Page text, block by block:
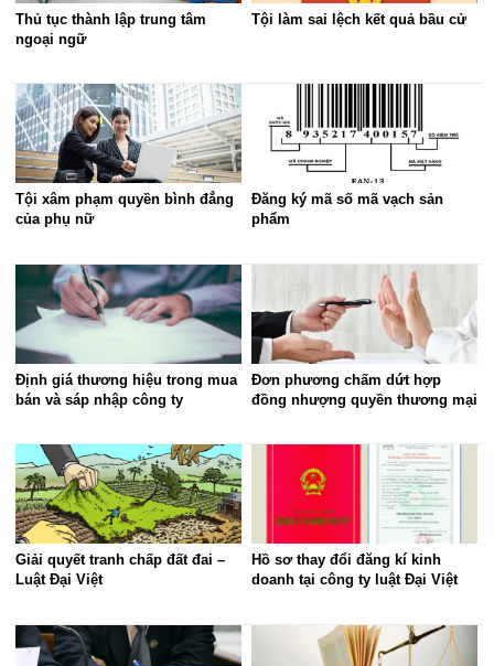
Thủ tục thành lập trung tâm
ngoại ngữ
Tội làm sai lệch kết quả bầu cử
Tội xâm phạm quyền bình đẳng
của phụ nữ
Đăng ký mã số mã vạch sản
phẩm
Định giá thương hiệu trong mua
bán và sáp nhập công ty
Đơn phương chấm dứt hợp
đồng nhượng quyền thương mại
Giải quyết tranh chấp đất đai –
Luật Đại Việt
Hồ sơ thay đổi đăng kí kinh
doanh tại công ty luật Đại Việt